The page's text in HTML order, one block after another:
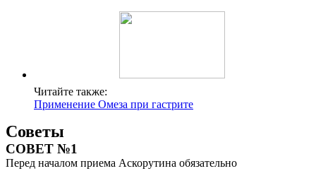
Читайте также:
Применение Омеза при гастрите
Советы
СОВЕТ №1
Перед началом приема Аскорутина обязательно